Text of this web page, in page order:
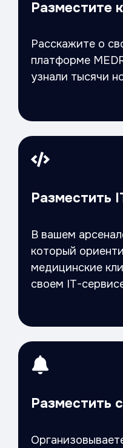
Разместите
Расскажите о
платформе
узнали тысячи
Разместить
В вашем
который
медицинские
своем IT-
Разместить